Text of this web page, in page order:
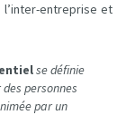
entreprise et
se définie
personnes
par un